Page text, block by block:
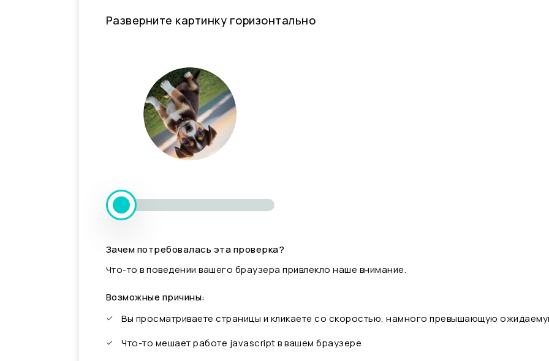
Разверните картинку горизонтально
Зачем потребовалась эта проверка?
Что-то в поведении вашего браузера привлекло наше внимание.
Возможные причины:
Вы просматриваете страницы и кликаете со скоростью, намного превышающую
Что-то мешает работе javascript в вашем браузере